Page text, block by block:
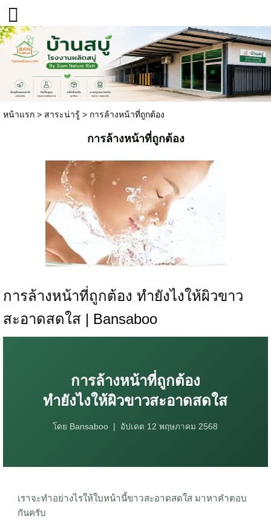
หน้าแรก> สาระน่ารู้ > การล้างหน้าที่ถูกต้อง
การล้างหน้าที่ถูกต้อง
การล้างหน้าที่ถูกต้อง ทำยังไงให้ผิวขาว
สะอาดสดใส | Bansaboo
การล้างหน้าที่ถูกต้อง
ทำยังไงให้ผิวขาวสะอาดสดใส
โดย Bansaboo | อัปเดต 12 พฤษภาคม 2568
เราจะทำอย่างไรให้ใบหน้านี้ขาวสะอาดสดใส มาหาคำตอบ
กันครับ